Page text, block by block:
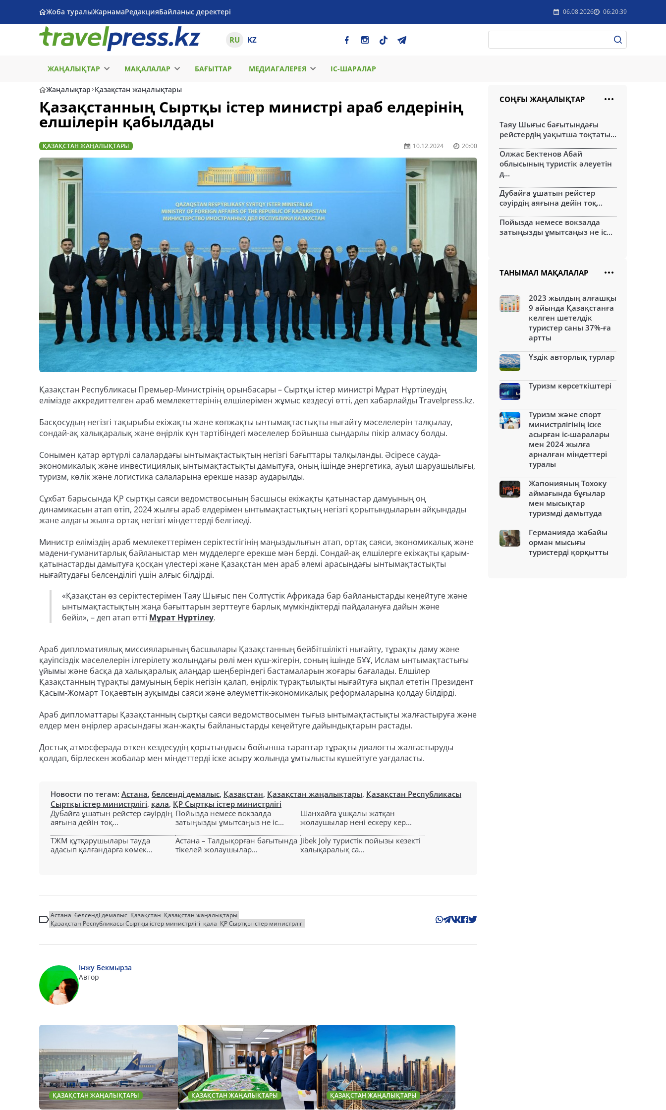
Жоба туралыЖарнамаРедакцияБайланыс деректері 06.08.2026 06:20:39
RU KZ
ЖАҢАЛЫҚТАР МАҚАЛАЛАР БАҒЫТТАР МЕДИАГАЛЕРЕЯ ІС-ШАРАЛАР
Жаңалықтар Қазақстан жаңалықтары
Қазақстанның Сыртқы істер министрі араб елдерінің
елшілерін қабылдады
ҚАЗАҚСТАН ЖАҢАЛЫҚТАРЫ 10.12.2024 20:00
Қазақстан Республикасы Премьер-Министрінің орынбасары – Сыртқы істер министрі Мұрат Нұртілеудің
елімізде аккредиттелген араб мемлекеттерінің елшілерімен жұмыс кездесуі өтті, деп хабарлайды Travelpress.kz.
Басқосудың негізгі тақырыбы екіжақты және көпжақты ынтымақтастықты нығайту мәселелерін талқылау,
сондай-ақ халықаралық және өңірлік күн тәртібіндегі мәселелер бойынша сындарлы пікір алмасу болды.
Сонымен қатар әртүрлі салалардағы ынтымақтастықтың негізгі бағыттары талқыланды. Әсіресе сауда-
экономикалық және инвестициялық ынтымақтастықты дамытуға, оның ішінде энергетика, ауыл шаруашылығы,
туризм, көлік және логистика салаларына ерекше назар аударылды.
Сұхбат барысында ҚР сыртқы саяси ведомствосының басшысы екіжақты қатынастар дамуының оң
динамикасын атап өтіп, 2024 жылғы араб елдерімен ынтымақтастықтың негізгі қорытындыларын айқындады
және алдағы жылға ортақ негізгі міндеттерді белгіледі.
Министр еліміздің араб мемлекеттерімен серіктестігінің маңыздылығын атап, ортақ саяси, экономикалық және
мәдени-гуманитарлық байланыстар мен мүдделерге ерекше мән берді. Сондай-ақ елшілерге екіжақты қарым-
қатынастарды дамытуға қосқан үлестері және Қазақстан мен араб әлемі арасындағы ынтымақтастықты
нығайтудағы белсенділігі үшін алғыс білдірді.
«Қазақстан өз серіктестерімен Таяу Шығыс пен Солтүстік Африкада бар байланыстарды кеңейтуге және
ынтымақтастықтың жаңа бағыттарын зерттеуге барлық мүмкіндіктерді пайдалануға дайын және
бейіл», – деп атап өтті Мұрат Нұртілеу.
Араб дипломатиялық миссияларының басшылары Қазақстанның бейбітшілікті нығайту, тұрақты даму және
қауіпсіздік мәселелерін ілгерілету жолындағы рөлі мен күш-жігерін, соның ішінде БҰҰ, Ислам ынтымақтастығы
ұйымы және басқа да халықаралық алаңдар шеңберіндегі бастамаларын жоғары бағалады. Елшілер
Қазақстанның тұрақты дамуының берік негізін қалап, өңірлік тұрақтылықты нығайтуға ықпал ететін Президент
Қасым-Жомарт Тоқаевтың ауқымды саяси және әлеуметтік-экономикалық реформаларына қолдау білдірді.
Араб дипломаттары Қазақстанның сыртқы саяси ведомствосымен тығыз ынтымақтастықты жалғастыруға және
елдер мен өңірлер арасындағы жан-жақты байланыстарды кеңейтуге дайындықтарын растады.
Достық атмосферада өткен кездесудің қорытындысы бойынша тараптар тұрақты диалогты жалғастыруды
қолдап, бірлескен жобалар мен міндеттерді іске асыру жолында ұмтылысты күшейтуге уағдаласты.
Новости по тегам: Астана, белсенді демалыс, Қазақстан, Қазақстан жаңалықтары, Қазақстан Республикасы
Сыртқы істер министрлігі, қала, ҚР Сыртқы істер министрлігі
Дубайға ұшатын рейстер сәуірдің
аяғына дейін тоқ...
Пойызда немесе вокзалда
затыңызды ұмытсаңыз не іс...
Шанхайға ұшқалы жатқан
жолаушылар нені ескеру кер...
ТЖМ құтқарушылары тауда
адасып қалғандарға көмек...
Астана – Талдықорған бағытында
тікелей жолаушылар...
Jibek Joly туристік пойызы кезекті
халықаралық са...
Астана белсенді демалыс Қазақстан Қазақстан жаңалықтары
Қазақстан Республикасы Сыртқы істер министрлігі қала ҚР Сыртқы істер министрлігі
Інжу Бекмырза
Автор
ҚАЗАҚСТАН ЖАҢАЛЫҚТАРЫ ҚАЗАҚСТАН ЖАҢАЛЫҚТАРЫ ҚАЗАҚСТАН ЖАҢАЛЫҚТАРЫ
СОҢҒЫ ЖАҢАЛЫҚТАР
Таяу Шығыс бағытындағы
рейстердің уақытша тоқтаты...
Олжас Бектенов Абай
облысының туристік әлеуетін
д...
Дубайға ұшатын рейстер
сәуірдің аяғына дейін тоқ...
Пойызда немесе вокзалда
затыңызды ұмытсаңыз не іс...
ТАНЫМАЛ МАҚАЛАЛАР
2023 жылдың алғашқы
9 айында Қазақстанға
келген шетелдік
туристер саны 37%-ға
артты
Үздік авторлық турлар
Туризм көрсеткіштері
Туризм және спорт
министрлігінің іске
асырған іс-шаралары
мен 2024 жылға
арналған міндеттері
туралы
Жапонияның Тохоку
аймағында бұғылар
мен мысықтар
туризмді дамытуда
Германияда жабайы
орман мысығы
туристерді қорқытты